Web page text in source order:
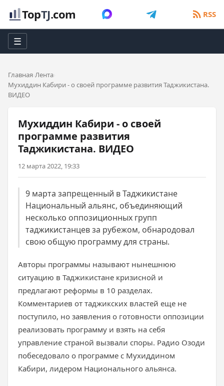
TopTJ.com RSS
☰
Главная Лента
Мухиддин Кабири - о своей программе развития Таджикистана.
ВИДЕО
Мухиддин Кабири - о своей
программе развития
Таджикистана. ВИДЕО
12 марта 2022, 19:33
9 марта запрещенный в Таджикистане
Национальный альянс, объединяющий
несколько оппозиционных групп
таджикистанцев за рубежом, обнародовал
свою общую программу для страны.
Авторы программы называют нынешнюю
ситуацию в Таджикистане кризисной и
предлагают реформы в 10 разделах.
Комментариев от таджикских властей еще не
поступило, но заявления о готовности оппозиции
реализовать программу и взять на себя
управление страной вызвали споры. Радио Озоди
побеседовало о программе с Мухиддином
Кабири, лидером Национального альянса.